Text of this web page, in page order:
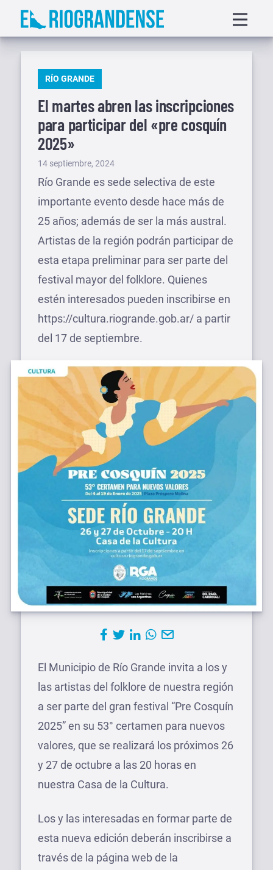
Saltar
menu
PUBLICADO
RÍO GRANDE
El martes abren las inscripciones
para participar del «pre cosquín
2025»
Publicado
el
14 septiembre, 2024
Río Grande es sede selectiva de este
importante evento desde hace más de
25 años; además de ser la más austral.
Artistas de la región podrán participar de
esta etapa preliminar para ser parte del
festival mayor del folklore. Quienes
estén interesados pueden inscribirse en
https://cultura.riogrande.gob.ar/ a partir
del 17 de septiembre.
El Municipio de Río Grande invita a los y
las artistas del folklore de nuestra región
a ser parte del gran festival “Pre Cosquín
2025” en su 53° certamen para nuevos
valores, que se realizará los próximos 26
y 27 de octubre a las 20 horas en
nuestra Casa de la Cultura.
Los y las interesadas en formar parte de
esta nueva edición deberán inscribirse a
través de la página web de la